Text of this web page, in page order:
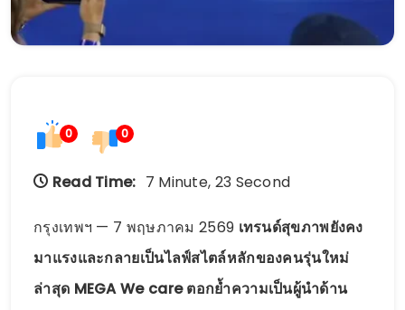
0 0
Read Time: 7 Minute, 23 Second
กรุงเทพฯ — 7 พฤษภาคม 2569 เทรนด์สุขภาพยังคง
มาแรงและกลายเป็นไลฟ์สไตล์หลักของคนรุ่นใหม่
ล่าสุด MEGA We care ตอกย้ำความเป็นผู้นำด้าน